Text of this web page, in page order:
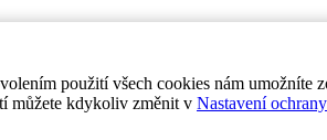
použití všech cookies nám umožníte
můžete kdykoliv změnit v Nastavení